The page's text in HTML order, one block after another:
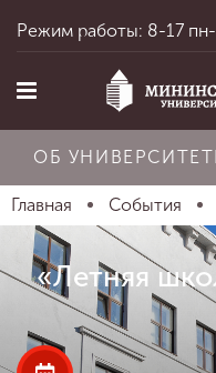
Главная
Об
Режим работы: 8-17
ОБ
Главная События
«Летняя